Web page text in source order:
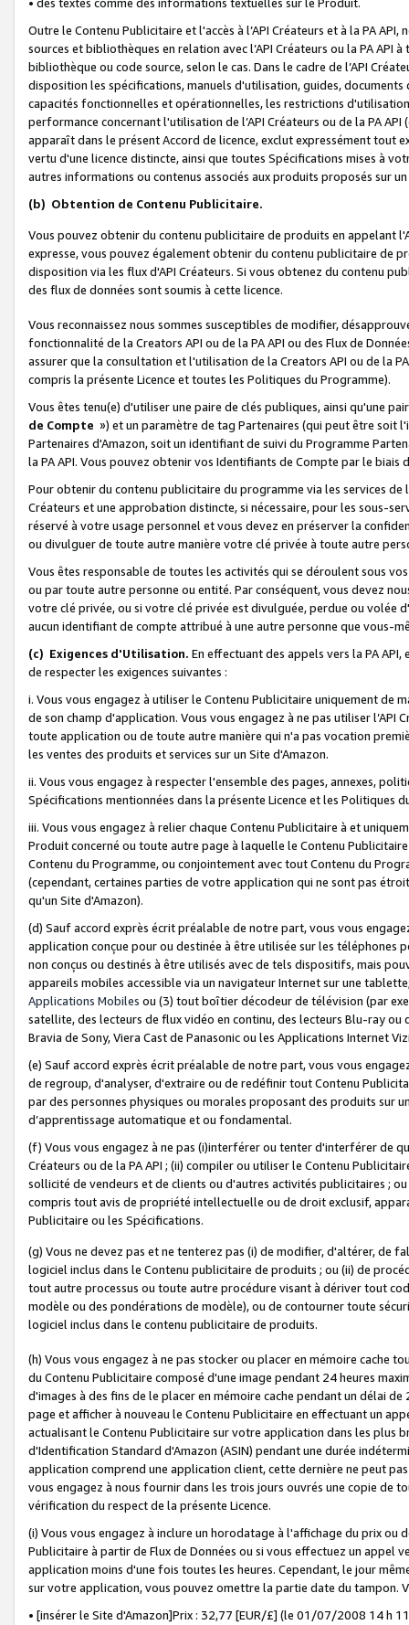
Outre le Contenu Publicitaire et l'accès à l’API Créateurs et à la PA
sources et bibliothèques en relation avec l’API Créateurs ou la PA
bibliothèque ou code source, selon le cas. Dans le cadre de l’API
disposition les spécifications, manuels d'utilisation, guides,
capacités fonctionnelles et opérationnelles, les restrictions
performance concernant l'utilisation de l’API Créateurs ou de la PA
apparaît dans le présent Accord de licence, exclut expressément tout
vertu d'une licence distincte, ainsi que toutes Spécifications mises à
autres informations ou contenus associés aux produits proposés sur
(b) Obtention de Contenu Publicitaire.
Vous pouvez obtenir du contenu publicitaire de produits en appelant
expresse, vous pouvez également obtenir du contenu publicitaire de
disposition via les flux d'API Créateurs. Si vous obtenez du contenu
des flux de données sont soumis à cette licence.
Vous reconnaissez nous sommes susceptibles de modifier,
fonctionnalité de la Creators API ou de la PA API ou des Flux de
assurer que la consultation et l'utilisation de la Creators API ou de la
compris la présente Licence et toutes les Politiques du Programme).
Vous êtes tenu(e) d'utiliser une paire de clés publiques, ainsi qu'une
de Compte ») et un paramètre de tag Partenaires (qui peut être soit
Partenaires d'Amazon, soit un identifiant de suivi du Programme
la PA API. Vous pouvez obtenir vos Identifiants de Compte par le biais
Pour obtenir du contenu publicitaire du programme via les services
Créateurs et une approbation distincte, si nécessaire, pour les sous-
réservé à votre usage personnel et vous devez en préserver la
ou divulguer de toute autre manière votre clé privée à toute autre
Vous êtes responsable de toutes les activités qui se déroulent sous
ou par toute autre personne ou entité. Par conséquent, vous devez
votre clé privée, ou si votre clé privée est divulguée, perdue ou volée
aucun identifiant de compte attribué à une autre personne que vous-
(c) Exigences d'Utilisation. En effectuant des appels vers la PA
de respecter les exigences suivantes :
i. Vous vous engagez à utiliser le Contenu Publicitaire uniquement de
de son champ d'application. Vous vous engagez à ne pas utiliser l’API
toute application ou de toute autre manière qui n'a pas vocation
les ventes des produits et services sur un Site d'Amazon.
ii. Vous vous engagez à respecter l'ensemble des pages, annexes,
Spécifications mentionnées dans la présente Licence et les Politiques
iii. Vous vous engagez à relier chaque Contenu Publicitaire à et
Produit concerné ou toute autre page à laquelle le Contenu
Contenu du Programme, ou conjointement avec tout Contenu du
(cependant, certaines parties de votre application qui ne sont pas
qu'un Site d'Amazon).
(d) Sauf accord exprès écrit préalable de notre part, vous vous
application conçue pour ou destinée à être utilisée sur les téléphones
non conçus ou destinés à être utilisés avec de tels dispositifs, mais
appareils mobiles accessible via un navigateur Internet sur une
Applications Mobiles ou (3) tout boîtier décodeur de télévision (par
satellite, des lecteurs de flux vidéo en continu, des lecteurs Blu-ray
Bravia de Sony, Viera Cast de Panasonic ou les Applications Internet
(e) Sauf accord exprès écrit préalable de notre part, vous vous
de regroup, d'analyser, d'extraire ou de redéfinir tout Contenu
par des personnes physiques ou morales proposant des produits sur
d’apprentissage automatique et ou fondamental.
(f) Vous vous engagez à ne pas (i)interférer ou tenter d'interférer de
Créateurs ou de la PA API ; (ii) compiler ou utiliser le Contenu
sollicité de vendeurs et de clients ou d'autres activités publicitaires ;
compris tout avis de propriété intellectuelle ou de droit exclusif,
Publicitaire ou les Spécifications.
(g) Vous ne devez pas et ne tenterez pas (i) de modifier, d'altérer, de
logiciel inclus dans le Contenu publicitaire de produits ; ou (ii) de
tout autre processus ou toute autre procédure visant à dériver tout
modèle ou des pondérations de modèle), ou de contourner toute
logiciel inclus dans le contenu publicitaire de produits.
(h) Vous vous engagez à ne pas stocker ou placer en mémoire cache
du Contenu Publicitaire composé d'une image pendant 24 heures
d'images à des fins de le placer en mémoire cache pendant un délai
page et afficher à nouveau le Contenu Publicitaire en effectuant un
actualisant le Contenu Publicitaire sur votre application dans les plus
d'Identification Standard d'Amazon (ASIN) pendant une durée
application comprend une application client, cette dernière ne peut
vous engagez à nous fournir dans les trois jours ouvrés une copie de
vérification du respect de la présente Licence.
(i) Vous vous engagez à inclure un horodatage à l'affichage du prix
Publicitaire à partir de Flux de Données ou si vous effectuez un appel
application moins d'une fois toutes les heures. Cependant, le jour
sur votre application, vous pouvez omettre la partie date du tampon.
• [insérer le Site d'Amazon]Prix : 32,77 [EUR/£] (le 01/07/2008 14 h